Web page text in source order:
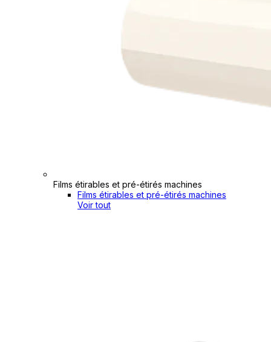
Films étirables et pré-étirés machines
Films étirables et pré-étirés machines
Voir tout